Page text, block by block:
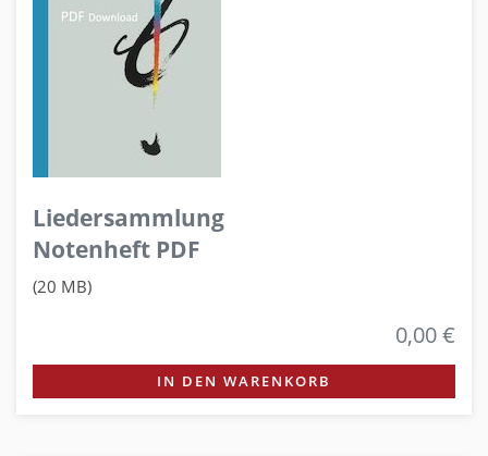
Liedersammlung
Notenheft PDF
(20 MB)
0,00 €
IN DEN WARENKORB